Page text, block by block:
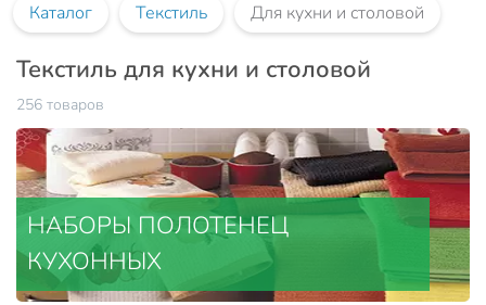
Каталог Текстиль Для кухни и столовой
Текстиль для кухни и столовой
256 товаров
НАБОРЫ ПОЛОТЕНЕЦ
КУХОННЫХ